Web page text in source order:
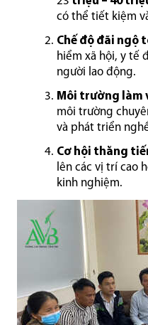
có thể tiết kiệm
Chế độ đãi ngộ
hiểm xã hội, y tế
người lao động.
Môi trường làm
môi trường
và phát triển
Cơ hội thăng
lên các vị trí cao
kinh nghiệm.